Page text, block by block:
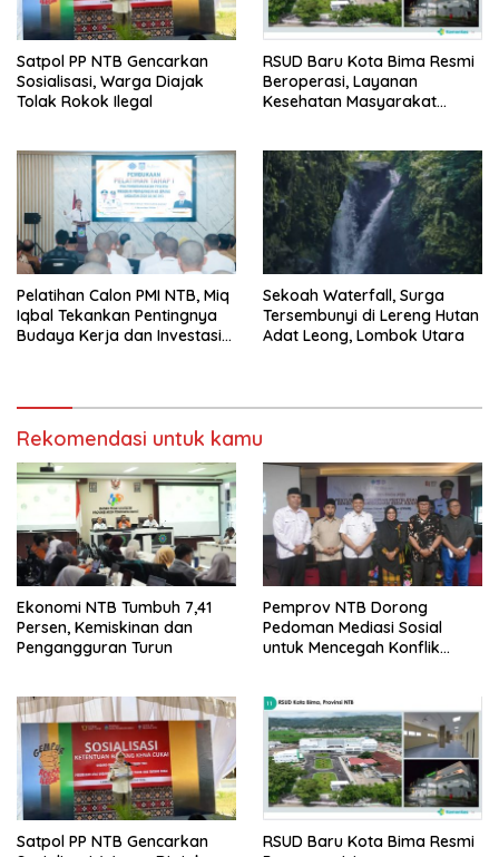
Satpol PP NTB Gencarkan
Sosialisasi, Warga Diajak
Tolak Rokok Ilegal
RSUD Baru Kota Bima Resmi
Beroperasi, Layanan
Kesehatan Masyarakat
Pelatihan Calon PMI NTB, Miq
Iqbal Tekankan Pentingnya
Budaya Kerja dan Investasi
Sekoah Waterfall, Surga
Tersembunyi di Lereng Hutan
Adat Leong, Lombok Utara
Rekomendasi untuk kamu
Ekonomi NTB Tumbuh 7,41
Persen, Kemiskinan dan
Pengangguran Turun
Pemprov NTB Dorong
Pedoman Mediasi Sosial
untuk Mencegah Konflik
Satpol PP NTB Gencarkan
RSUD Baru Kota Bima Resmi